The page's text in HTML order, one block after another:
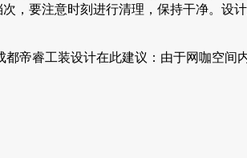
，要注意时刻进行清理，保持干净。设
帝睿工装设计在此建议：由于网咖空